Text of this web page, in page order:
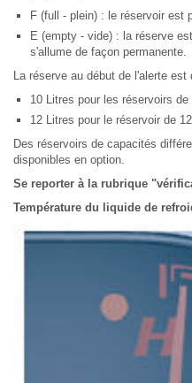
F (full - plein) : le réservoir est
E (empty - vide) : la réserve
s'allume de façon permanente.
La réserve au début de l'alerte est
10 Litres pour les réservoirs
12 Litres pour le réservoir de
Des réservoirs de capacités
disponibles en option.
Se reporter à la rubrique
Température du liquide de